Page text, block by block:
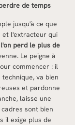
de temps
jusqu'à ce que
et l'extracteur qui
perd le plus de
Le peigne à
commencer : il
va bien
et pardonne
laisse une
sont bien
il exige plus de